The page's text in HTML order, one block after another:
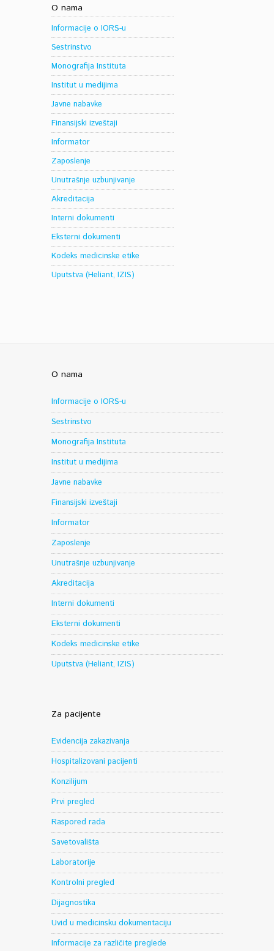
O nama
Informacije o IORS-u
Sestrinstvo
Monografija Instituta
Institut u medijima
Javne nabavke
Finansijski izveštaji
Informator
Zaposlenje
Unutrašnje uzbunjivanje
Akreditacija
Interni dokumenti
Eksterni dokumenti
Kodeks medicinske etike
Uputstva (Heliant, IZIS)
O nama
Informacije o IORS-u
Sestrinstvo
Monografija Instituta
Institut u medijima
Javne nabavke
Finansijski izveštaji
Informator
Zaposlenje
Unutrašnje uzbunjivanje
Akreditacija
Interni dokumenti
Eksterni dokumenti
Kodeks medicinske etike
Uputstva (Heliant, IZIS)
Za pacijente
Evidencija zakazivanja
Hospitalizovani pacijenti
Konzilijum
Prvi pregled
Raspored rada
Savetovališta
Laboratorije
Kontrolni pregled
Dijagnostika
Uvid u medicinsku dokumentaciju
Informacije za različite preglede